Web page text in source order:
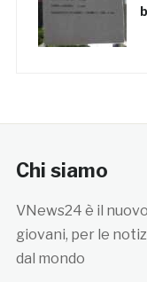
Chi siamo
VNews24 è il
giovani, per le
dal mondo